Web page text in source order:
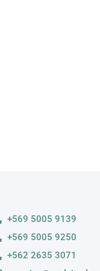
+569 5005 9139
+569 5005 9250
+562 2635 3071